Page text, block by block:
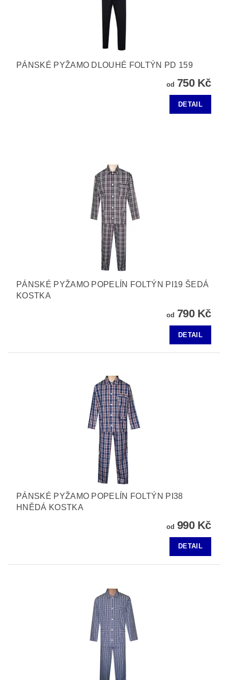
PÁNSKÉ PYŽAMO DLOUHÉ FOLTÝN PD 159
od 750 Kč
DETAIL
PÁNSKÉ PYŽAMO POPELÍN FOLTÝN PI19 ŠEDÁ
KOSTKA
od 790 Kč
DETAIL
PÁNSKÉ PYŽAMO POPELÍN FOLTÝN PI38
HNĚDÁ KOSTKA
od 990 Kč
DETAIL